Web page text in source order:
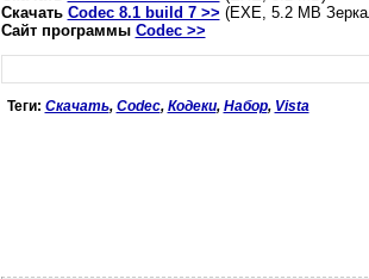
Скачать Codec 8.1 build 7 >> (EXE, 5.2 MB
Сайт программы Codec >>
Теги: Скачать, Codec, Кодеки, Набор, Vista